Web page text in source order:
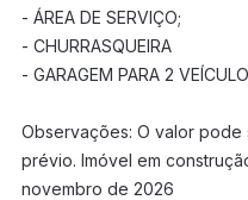
- ÁREA DE SERVIÇO;
- CHURRASQUEIRA
- GARAGEM PARA 2
Observações: O valor
prévio. Imóvel em
novembro de 2026